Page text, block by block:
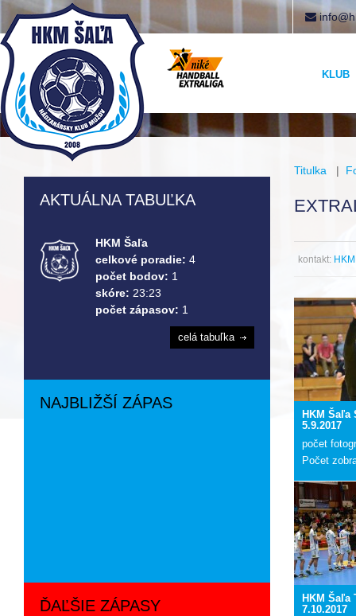
KLUB
Titulka |
kontakt:
HKM Šaľa
5.9.2017
počet
Počet
HKM Šaľa
7.10.2017
AKTUÁLNA TABUĽKA
HKM Šaľa
celkové poradie: 4
počet bodov: 1
skóre: 23:23
počet zápasov: 1
celá tabuľka
NAJBLIŽŠÍ ZÁPAS
ĎAĽŠIE ZÁPASY